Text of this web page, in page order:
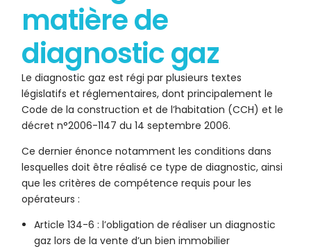
matière de
diagnostic gaz
Le diagnostic gaz est régi par plusieurs textes
législatifs et réglementaires, dont principalement le
Code de la construction et de l’habitation (CCH) et le
décret n°2006-1147 du 14 septembre 2006.
Ce dernier énonce notamment les conditions dans
lesquelles doit être réalisé ce type de diagnostic, ainsi
que les critères de compétence requis pour les
opérateurs :
Article 134-6 : l’obligation de réaliser un diagnostic
gaz lors de la vente d’un bien immobilier